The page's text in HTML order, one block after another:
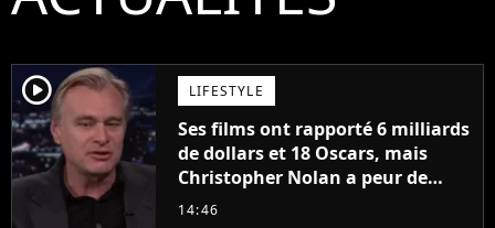
player2 LIFESTYLE
Ses films ont rapporté 6 milliards
de dollars et 18 Oscars, mais
Christopher Nolan a peur de
tourner un genre de films très
14:46